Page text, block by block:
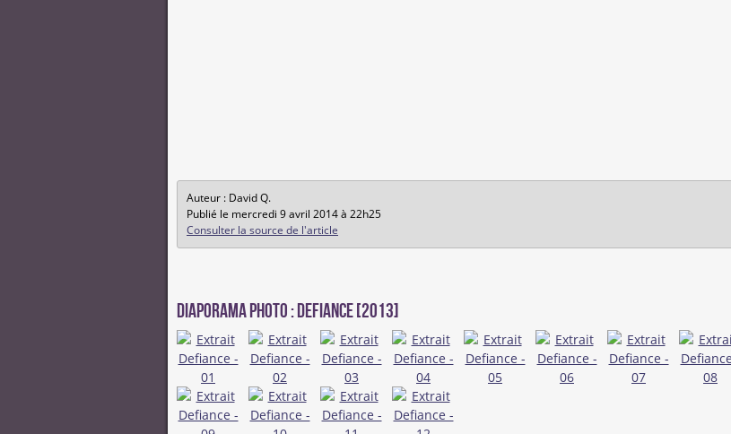
Auteur : David Q.
Publié le mercredi 9 avril 2014 à 22h25
Consulter la source de l'article
Diaporama photo : Defiance [2013]